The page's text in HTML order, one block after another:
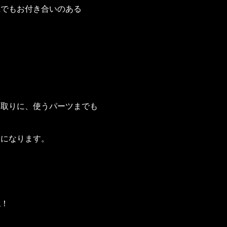
もお付き合いのある
りに、使うパーツまでも
なります。